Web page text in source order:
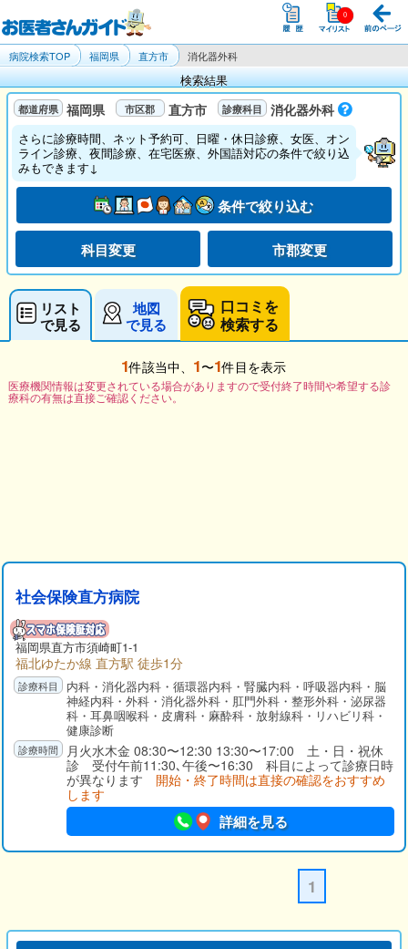
病院検索TOP 福岡県 直方市 消化器外科
検索結果
福岡県 直方市 消化器外科
さらに診療時間、ネット予約可、日曜・休日診療、女医、オン
ライン診療、夜間診療、在宅医療、外国語対応の条件で絞り込
みもできます↓
条件で絞り込む
科目変更 市郡変更
リスト
で見る
地図
で見る
口コミを
検索する
1件該当中、 1〜1件目を表示
医療機関情報は変更されている場合がありますので受付終了時間や希望する診
療科の有無は直接ご確認ください。
社会保険直方病院
福岡県直方市須崎町1-1
福北ゆたか線 直方駅 徒歩1分
内科・消化器内科・循環器内科・腎臓内科・呼吸器内科・脳
神経内科・外科・消化器外科・肛門外科・整形外科・泌尿器
科・耳鼻咽喉科・皮膚科・麻酔科・放射線科・リハビリ科・
健康診断
月火水木金 08:30〜12:30 13:30〜17:00 土・日・祝休
診 受付午前11:30､午後〜16:30 科目によって診療日時
が異なります 開始・終了時間は直接の確認をおすすめ
します
詳細を見る
1